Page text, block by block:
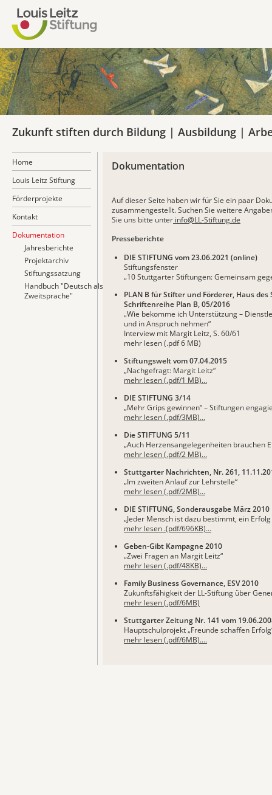
Zukunft stiften durch Bildung | Ausbildung |
Home
Louis Leitz Stiftung
Förderprojekte
Kontakt
Dokumentation
Jahresberichte
Projektarchiv
Stiftungssatzung
Handbuch "Deutsch als
Zweitsprache"
Dokumentation
Auf dieser Seite haben wir für Sie ein paar
zusammengestellt. Suchen Sie weitere
Sie uns bitte unter info@LL-Stiftung.de
Presseberichte
DIE STIFTUNG vom 23.06.2021 (online)
Stiftungsfenster
„10 Stuttgarter Stiftungen: Gemeinsam
PLAN B für Stifter und Förderer, Haus des
Schriftenreihe Plan B, 05/2016
„Wie bekomme ich Unterstützung –
und in Anspruch nehmen“
Interview mit Margit Leitz, S. 60/61
mehr lesen (.pdf 6 MB)
Stiftungswelt vom 07.04.2015
„Nachgefragt: Margit Leitz“
mehr lesen (.pdf/1 MB)…
DIE STIFTUNG 3/14
„Mehr Grips gewinnen“ – Stiftungen
mehr lesen (.pdf/3MB)…
Die STIFTUNG 5/11
„Auch Herzensangelegenheiten brauchen
mehr lesen (.pdf/2 MB)…
Stuttgarter Nachrichten, Nr. 261,
„Im zweiten Anlauf zur Lehrstelle“
mehr lesen (.pdf/2MB)...
DIE STIFTUNG, Sonderausgabe März 2010
„Jeder Mensch ist dazu bestimmt, ein Erfolg
mehr lesen .(pdf/696KB)…
Geben-Gibt Kampagne 2010
„Zwei Fragen an Margit Leitz“
mehr lesen (.pdf/48KB)…
Family Business Governance, ESV 2010
Zukunftsfähigkeit der LL-Stiftung über
mehr lesen (.pdf/6MB)
Stuttgarter Zeitung Nr. 141 vom
Hauptschulprojekt „Freunde schaffen
mehr lesen (.pdf/6MB)….